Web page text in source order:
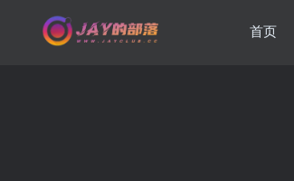
首页